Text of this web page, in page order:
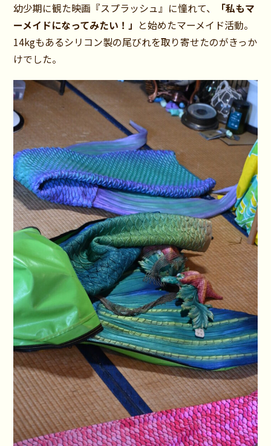
幼少期に観た映画『スプラッシュ』に憧れて、
「私もマ
ーメイドになってみたい！」 と始めたマーメイド活動。
14kgもあるシリコン製の尾びれを取り寄せたのがきっか
けでした。